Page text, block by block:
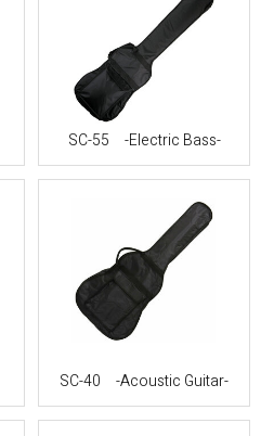
SC-55 -Electric Bass-
SC-40 -Acoustic Guitar-